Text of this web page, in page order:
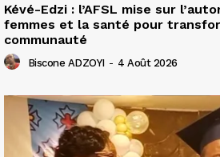
Kévé-Edzi : l’AFSL mise sur
femmes et la santé pour
communauté
Biscone ADZOYI - 4 Août 2026